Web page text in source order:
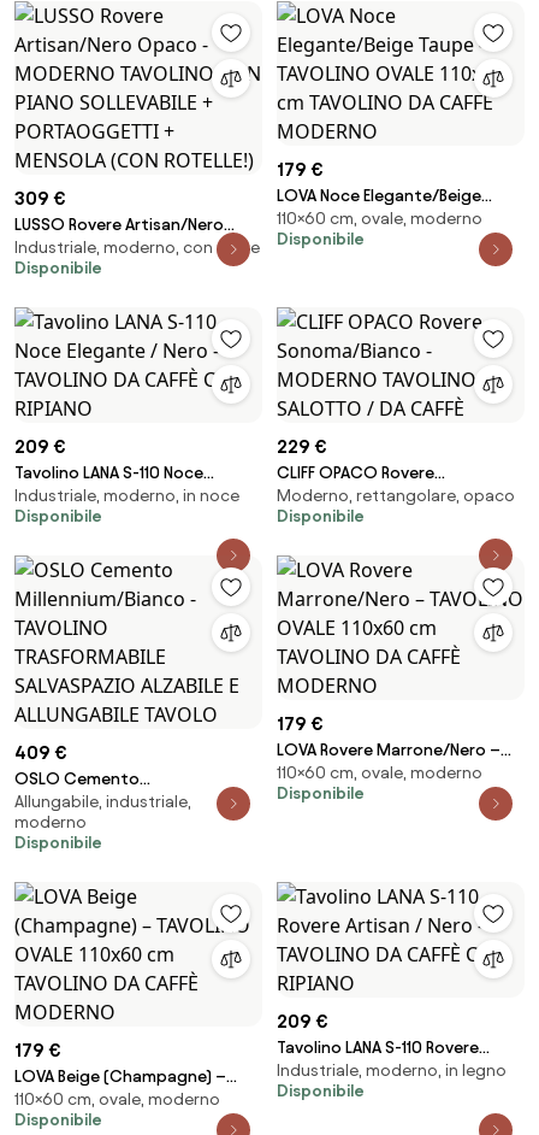
309 €
LUSSO Rovere Artisan/Nero
Opaco - MODERNO TAVOLINO
CON PIANO SOLLEVABILE +
(CON ROTELLE!)
Industriale, moderno, con ruote
Disponibile
179 €
LOVA Noce Elegante/Beige
Taupe – TAVOLINO OVALE 110x60
cm TAVOLINO DA CAFFÈ
110×60 cm, ovale, moderno
Disponibile
209 €
Tavolino LANA S-110 Noce
Elegante / Nero - TAVOLINO DA
CAFFÈ CON RIPIANO
Industriale, moderno, in noce
Disponibile
229 €
CLIFF OPACO Rovere
Sonoma/Bianco - MODERNO
TAVOLINO DA SALOTTO / DA
Moderno, rettangolare, opaco
Disponibile
409 €
OSLO Cemento
Millennium/Bianco - TAVOLINO
TRASFORMABILE SALVASPAZIO
ALZABILE E ALLUNGABILE TAVOLO
Allungabile, industriale,
moderno
Disponibile
179 €
LOVA Rovere Marrone/Nero –
TAVOLINO OVALE 110x60 cm
TAVOLINO DA CAFFÈ MODERNO
110×60 cm, ovale, moderno
Disponibile
179 €
LOVA Beige (Champagne) –
TAVOLINO OVALE 110x60 cm
TAVOLINO DA CAFFÈ MODERNO
110×60 cm, ovale, moderno
Disponibile
209 €
Tavolino LANA S-110 Rovere
Artisan / Nero - TAVOLINO DA
CAFFÈ CON RIPIANO
Industriale, moderno, in legno
Disponibile